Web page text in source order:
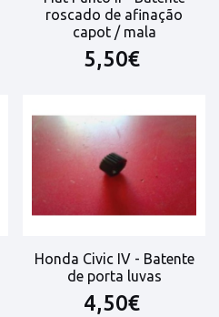
roscado de afinação
capot / mala
5,50€
Honda Civic IV - Batente
de porta luvas
4,50€